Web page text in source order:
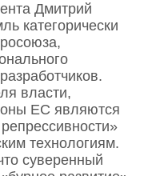
Дмитрий
категорически
власти,
ЕС являются
технологиям.
суверенный